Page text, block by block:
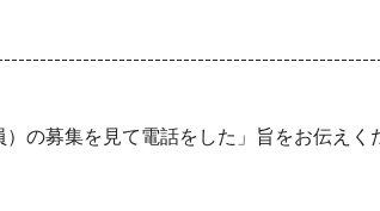
の募集を見て電話をした」旨をお伝えく